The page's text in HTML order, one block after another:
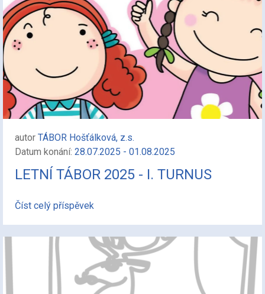
autor TÁBOR Hošťálková, z.s.
Datum konání: 28.07.2025 - 01.08.2025
LETNÍ TÁBOR 2025 - I. TURNUS
Číst celý příspěvek